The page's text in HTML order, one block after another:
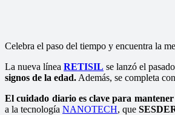
Celebra el paso del tiempo y encuentra la
La nueva líneaRETISIL se lanzó el
signos de la edad. Además, se completa
El cuidado diario es clave para
a la tecnología NANOTECH, que